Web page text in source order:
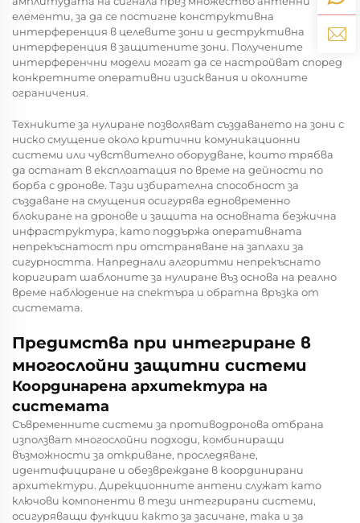
елементи, за да се постигне конструктивна
интерференция в целевите зони и деструктивна
интерференция в защитените зони. Получените
интерференчни модели могат да се настройват според
конкретните оперативни изисквания и околните
ограничения.
Техниките за нулиране позволяват създаването на зони с
ниско смущение около критични комуникационни
системи или чувствително оборудване, които трябва
да останат в експлоатация по време на дейности по
борба с дронове. Тази избирателна способност за
създаване на смущения осигурява едновременно
блокиране на дронове и защита на основната безжична
инфраструктура, като поддържа оперативната
непрекъснатост при отстраняване на заплахи за
сигурността. Напреднали алгоритми непрекъснато
коригират шаблоните за нулиране въз основа на реално
време наблюдение на спектъра и обратна връзка от
системата.
Предимства при интегриране в
многослойни защитни системи
Координарена архитектура на
системата
Съвременните системи за противодронова отбрана
използват многослойни подходи, комбиниращи
възможности за откриване, проследяване,
идентифициране и обезвреждане в координирани
архитектури. Дирекционните антени служат като
ключови компоненти в тези интегрирани системи,
осигуряващи функции както за засичане, така и за